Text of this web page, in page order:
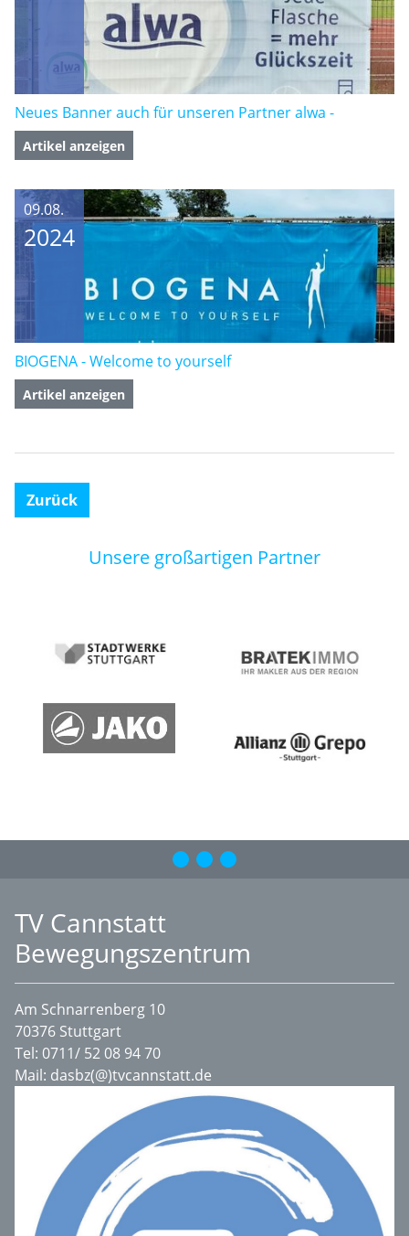
BIOGENA - Welcome to yourself
Artikel anzeigen
Unsere großartigen Partner
TV Cannstatt
Bewegungszentrum
Am Schnarrenberg 10
70376 Stuttgart
Tel: 0711/ 52 08 94 70
Mail: dasbz(@)tvcannstatt.de